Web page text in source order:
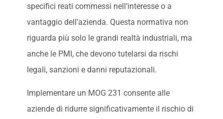
specifici reati commessi nell’interesse o a
vantaggio dell’azienda. Questa normativa non
riguarda più solo le grandi realtà industriali, ma
anche le PMI, che devono tutelarsi da rischi
legali, sanzioni e danni reputazionali.
Implementare un MOG 231 consente alle
aziende di ridurre significativamente il rischio di